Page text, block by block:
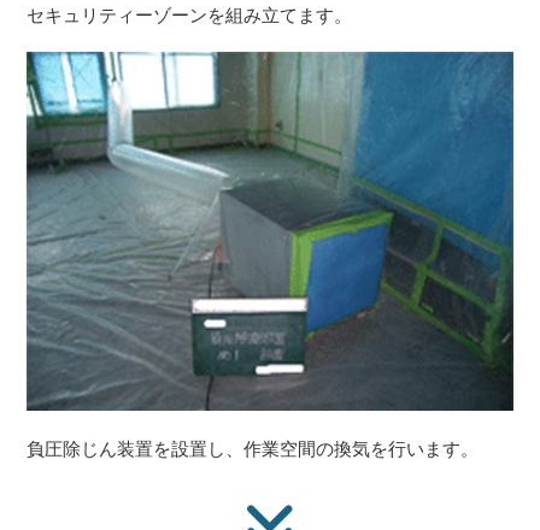
セキュリティーゾーンを組み立てます。
負圧除じん装置を設置し、作業空間の換気を行います。